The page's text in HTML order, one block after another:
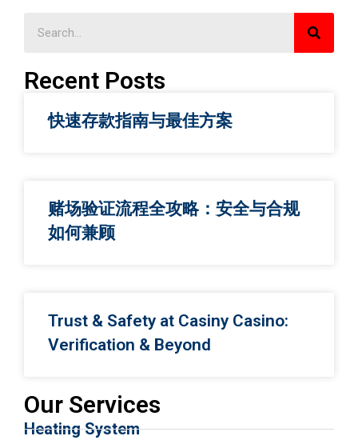
Recent Posts
快速存款指南与最佳方案
赌场验证流程全攻略：安全与合规
如何兼顾
Trust & Safety at Casiny Casino:
Verification & Beyond
Our Services
Heating System